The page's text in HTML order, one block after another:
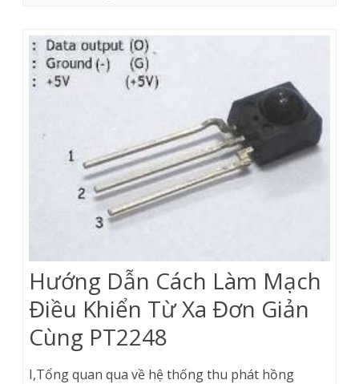
Hướng Dẫn Cách Làm Mạch
Điều Khiển Từ Xa Đơn Giản
Cùng PT2248
I,Tổng quan qua về hệ thống thu phát hồng